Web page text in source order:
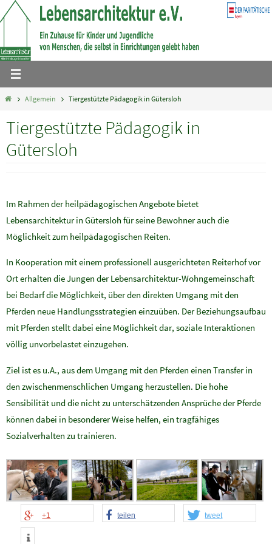
Zum
Inhalt
HomeAllgemein Tiergestützte Pädagogik in Gütersloh
Tiergestützte Pädagogik in
Gütersloh
Im Rahmen der heilpädagogischen Angebote bietet
Lebensarchitektur in Gütersloh für seine Bewohner auch die
Möglichkeit zum heilpädagogischen Reiten.
In Kooperation mit einem professionell ausgerichteten Reiterhof vor
Ort erhalten die Jungen der Lebensarchitektur-Wohngemeinschaft
bei Bedarf die Möglichkeit, über den direkten Umgang mit den
Pferden neue Handlungsstrategien einzuüben. Der Beziehungsaufbau
mit Pferden stellt dabei eine Möglichkeit dar, soziale Interaktionen
völlig unvorbelastet einzugehen.
Ziel ist es u.A., aus dem Umgang mit den Pferden einen Transfer in
den zwischenmenschlichen Umgang herzustellen. Die hohe
Sensibilität und die nicht zu unterschätzenden Ansprüche der Pferde
können dabei in besonderer Weise helfen, ein tragfähiges
Sozialverhalten zu trainieren.
+1 teilen tweet